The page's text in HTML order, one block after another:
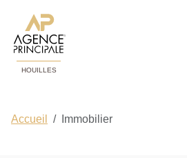
HOUILLES
Accueil Immobilier